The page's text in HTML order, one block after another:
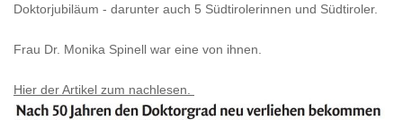
Doktorjubiläum - darunter auch 5 Südtirolerinnen und Südtiroler.
Frau Dr. Monika Spinell war eine von ihnen.
Hier der Artikel zum nachlesen.